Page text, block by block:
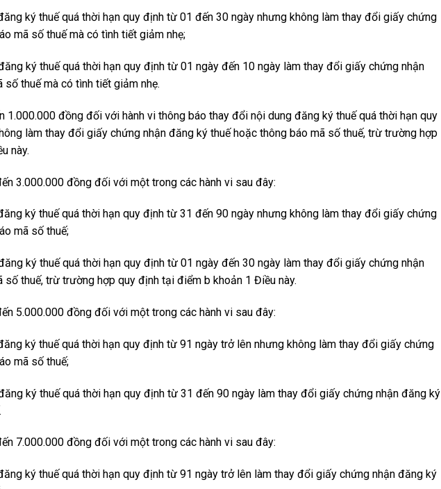
ký thuế quá thời hạn quy định từ 01 đến 30 ngày nhưng không làm thay đổi giấy chứng
mã số thuế mà có tình tiết giảm nhẹ;
ký thuế quá thời hạn quy định từ 01 ngày đến 10 ngày làm thay đổi giấy chứng nhận
thuế mà có tình tiết giảm nhẹ.
1.000.000 đồng đối với hành vi thông báo thay đổi nội dung đăng ký thuế quá thời hạn quy
làm thay đổi giấy chứng nhận đăng ký thuế hoặc thông báo mã số thuế, trừ trường hợp
này.
3.000.000 đồng đối với một trong các hành vi sau đây:
ký thuế quá thời hạn quy định từ 31 đến 90 ngày nhưng không làm thay đổi giấy chứng
mã số thuế;
ký thuế quá thời hạn quy định từ 01 ngày đến 30 ngày làm thay đổi giấy chứng nhận
số thuế, trừ trường hợp quy định tại điểm b khoản 1 Điều này.
5.000.000 đồng đối với một trong các hành vi sau đây:
ký thuế quá thời hạn quy định từ 91 ngày trở lên nhưng không làm thay đổi giấy chứng
mã số thuế;
ký thuế quá thời hạn quy định từ 31 đến 90 ngày làm thay đổi giấy chứng nhận đăng ký
7.000.000 đồng đối với một trong các hành vi sau đây:
ký thuế quá thời hạn quy định từ 91 ngày trở lên làm thay đổi giấy chứng nhận đăng ký